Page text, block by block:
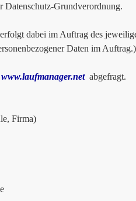
Datenschutz-Grundverordnung.
dabei im Auftrag des
Daten im Auftrag.)
www.laufmanager.netabgefragt.
Firma)